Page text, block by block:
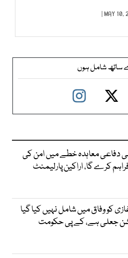
ساتھ شامل ہوں
دفاعی معاہدہ خطے میں امن کی
کرے گا، اراکین پارلیمنٹ
کو وفاق میں شامل نہیں کیا گیا
جعلی ہے، کے پی حکومت